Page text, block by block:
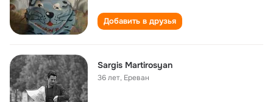
Добавить в друзья
Sargis Martirosyan
36 лет, Ереван